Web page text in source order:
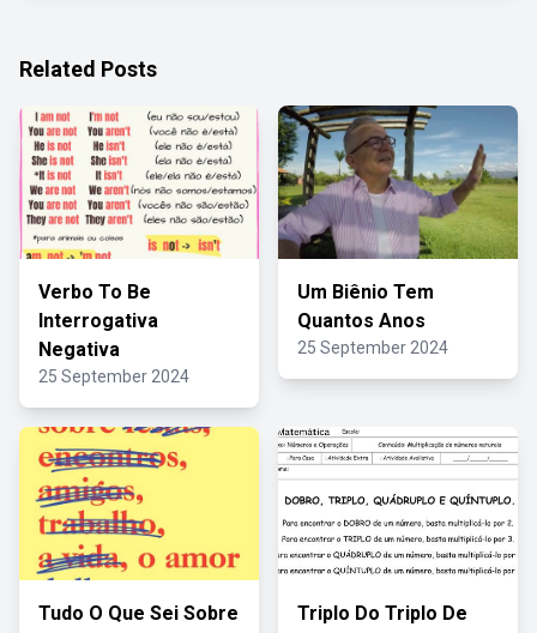
Related Posts
Verbo To Be
Interrogativa
Negativa
25 September 2024
Um Biênio Tem
Quantos Anos
25 September 2024
Tudo O Que Sei Sobre
Triplo Do Triplo De